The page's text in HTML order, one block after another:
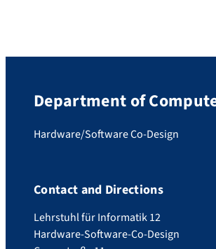
Department of
Hardware/Software Co-Design
Contact and Directions
Lehrstuhl für Informatik 12
Hardware-Software-Co-Design